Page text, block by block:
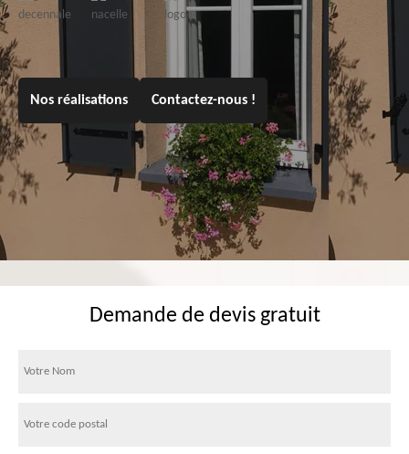
Nos réalisations Contactez-nous !
Demande de devis gratuit